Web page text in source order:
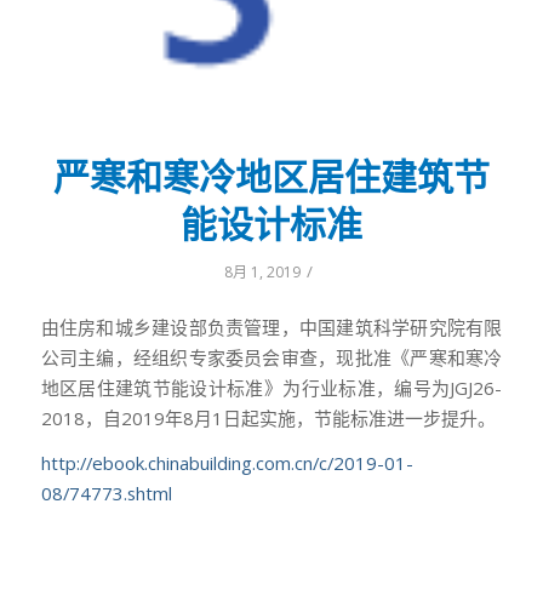
严寒和寒冷地区居住建筑节
能设计标准
8月 1, 2019 /
由住房和城乡建设部负责管理，中国建筑科学研究院有限
公司主编，经组织专家委员会审查，现批准《严寒和寒冷
地区居住建筑节能设计标准》为行业标准，编号为JGJ26-
2018，自2019年8月1日起实施，节能标准进一步提升。
http://ebook.chinabuilding.com.cn/c/2019-01-
08/74773.shtml